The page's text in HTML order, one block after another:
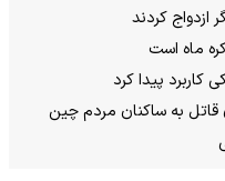
ازدواج کردند
ماه است
پیدا کرد